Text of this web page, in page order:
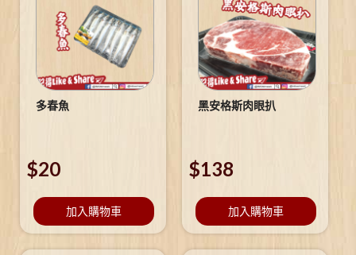
多春魚
$20
加入購物車
黑安格斯肉眼扒
$138
加入購物車